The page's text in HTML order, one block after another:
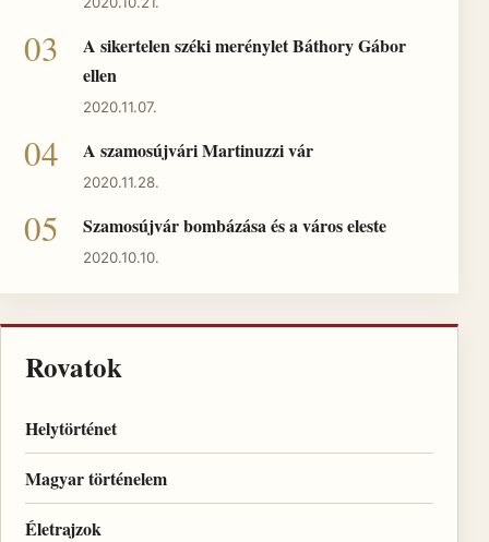
A sikertelen széki merénylet Báthory Gábor
ellen
2020.11.07.
A szamosújvári Martinuzzi vár
2020.11.28.
Szamosújvár bombázása és a város eleste
2020.10.10.
Rovatok
Helytörténet
Magyar történelem
Életrajzok